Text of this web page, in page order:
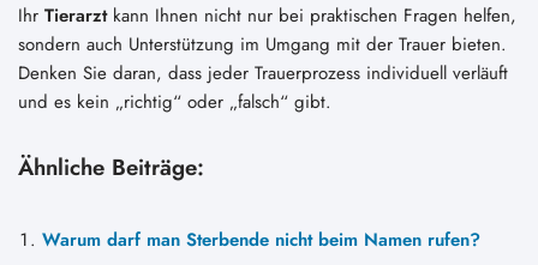
Ihr Tierarztkann Ihnen nicht nur bei praktischen Fragen helfen,
sondern auch Unterstützung im Umgang mit der Trauer bieten.
Denken Sie daran, dass jeder Trauerprozess individuell verläuft
und es kein „richtig“ oder „falsch“ gibt.
Ähnliche Beiträge:
Warum darf man Sterbende nicht beim Namen rufen?